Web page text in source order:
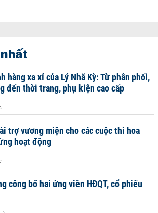
hàng xa xỉ của Lý Nhã Kỳ: Từ phân phối,
đến thời trang, phụ kiện cao cấp
trợ vương miện cho các cuộc thi hoa
hoạt động
công bố hai ứng viên HĐQT, cổ phiếu